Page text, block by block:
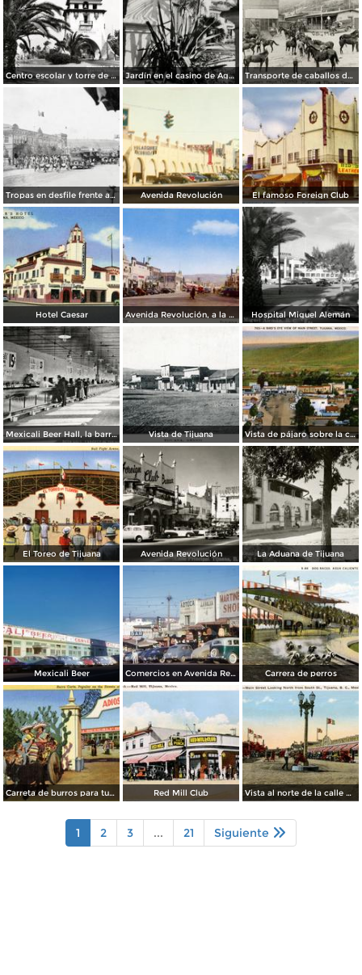
Centro escolar y torre de Agua Caliente Jardín en el casino de Agua Caliente Transporte de caballos del hipódromo hacia Estados Unidos
Tropas en desfile frente al Palacio Federal Avenida Revolución El famoso Foreign Club
Hotel Caesar Avenida Revolución, a la entrada Hospital Miguel Alemán
Mexicali Beer Hall, la barra más grande del mundo Vista de Tijuana Vista de pájaro sobre la calle principal de Tijuana
El Toreo de Tijuana Avenida Revolución La Aduana de Tijuana
Mexicali Beer Comercios en Avenida Revolución Carrera de perros
Carreta de burros para turistas Red Mill Club Vista al norte de la calle principal, desde la Calle Sur
1 2 3 ... 21 Siguiente